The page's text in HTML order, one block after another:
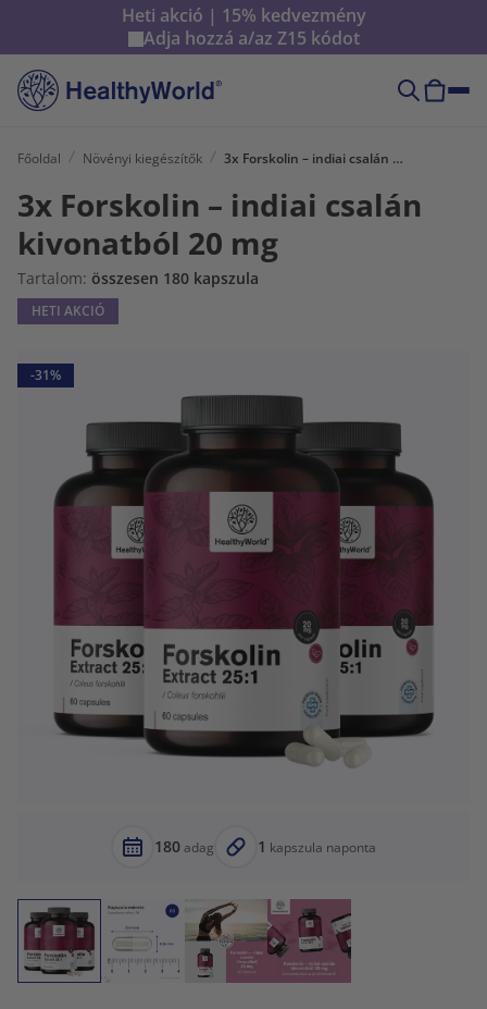
Heti akció | 15% kedvezmény
Adja hozzá a/az Z15 kódot
Főoldal Növényi kiegészítők 3x Forskolin – indiai csalán kivonatból 20 mg
3x Forskolin – indiai csalán
kivonatból 20 mg
Tartalom: összesen 180 kapszula
HETI AKCIÓ
-31%
180adag 1 kapszula naponta